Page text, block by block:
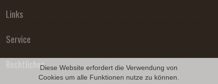
Diese Website erfordert die Verwendung von
Cookies um alle Funktionen nutze zu können.
Links
Service
Rechtliches